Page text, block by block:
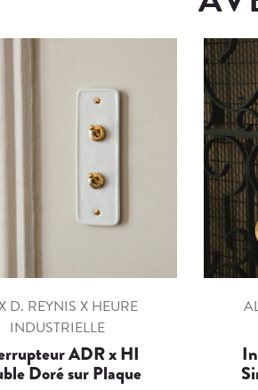
D. REYNIS X HEURE
INDUSTRIELLE
ADR x HI
Doré sur Plaque